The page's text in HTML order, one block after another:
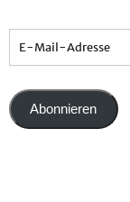
Abonnieren